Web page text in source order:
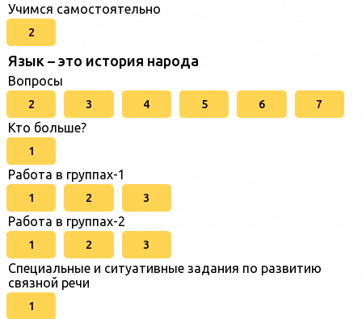
Учимся самостоятельно
2
Язык – это история народа
Вопросы
2 3 4 5 6 7
Кто больше?
1
Работа в группах-1
1 2 3
Работа в группах-2
1 2 3
Специальные и ситуативные задания по развитию
связной речи
1